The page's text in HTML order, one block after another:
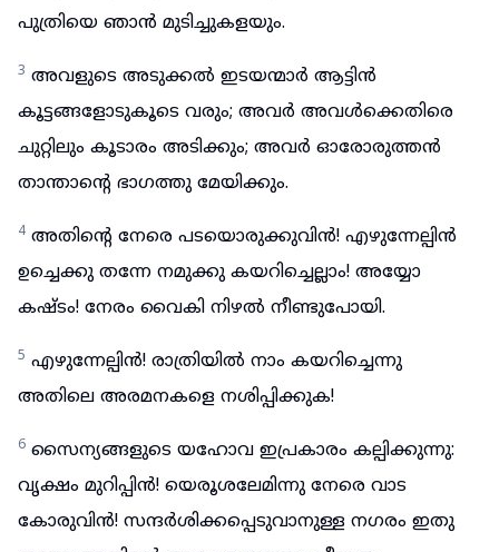
പുത്രിയെ ഞാൻ മുടിച്ചുകളയും.
3 അവളുടെ അടുക്കൽ ഇടയന്മാർ ആട്ടിൻ
കൂട്ടങ്ങളോടുകൂടെ വരും; അവർ അവൾക്കെതിരെ
ചുറ്റിലും കൂടാരം അടിക്കും; അവർ ഓരോരുത്തൻ
താന്താന്റെ ഭാഗത്തു മേയിക്കും.
4 അതിന്റെ നേരെ പടയൊരുക്കുവിൻ! എഴുന്നേല്പിൻ
ഉച്ചെക്കു തന്നേ നമുക്കു കയറിച്ചെല്ലാം! അയ്യോ
കഷ്ടം! നേരം വൈകി നിഴൽ നീണ്ടുപോയി.
5 എഴുന്നേല്പിൻ! രാത്രിയിൽ നാം കയറിച്ചെന്നു
അതിലെ അരമനകളെ നശിപ്പിക്കുക!
6 സൈന്യങ്ങളുടെ യഹോവ ഇപ്രകാരം കല്പിക്കുന്നു:
വൃക്ഷം മുറിപ്പിൻ! യെരൂശലേമിന്നു നേരെ വാട
കോരുവിൻ! സന്ദർശിക്കപ്പെടുവാനുള്ള നഗരം ഇതു